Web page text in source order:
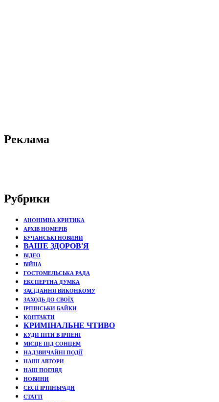
Реклама
Рубрики
АНОНІМНА КРИТИКА
АРХІВ НОМЕРІВ
БУЧАНСЬКІ НОВИНИ
ВАШЕ ЗДОРОВ'Я
ВІДЕО
ВІЙНА
ГОСТОМЕЛЬСЬКА РАДА
ЕКСПЕРТНА ДУМКА
ЗАСІДАННЯ ВИКОНКОМУ
ЗАХОДЬ ДО СВОЇХ
ІРПІНСЬКИ БАЙКИ
КОНТАКТИ
КРИМІНАЛЬНЕ ЧТИВО
КУДИ ПІТИ В ІРПЕНІ
МІСЦЕ ПІД СОНЦЕМ
НАДЗВИЧАЙНІ ПОДЇЇ
НАШІ АВТОРИ
НАШ ПОГЛЯД
НОВИНИ
СЕСІЇ ІРПІНЬРАДИ
СТАТТІ